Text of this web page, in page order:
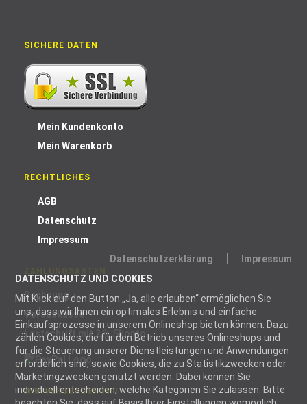
Datenschutzerklärung
Impressum
DATENSCHUTZ UND COOKIES
Mit Klick auf den Button „Ja, alle erlauben“ ermöglichen Sie
uns, dass wir Ihnen ein optimales Erlebnis und einfache
Einkaufsprozesse in unserem Onlineshop bieten können. Dazu
zählen Cookies, die für den Betrieb unseres Onlineshops und
für die Steuerung unserer Dienstleistungen und Anwendungen
erforderlich sind, sowie Cookies, die zu Statistikzwecken oder
Marketingzwecken genutzt werden. Dabei können Sie
individuell entscheiden, welche Kategorien Sie zulassen. Bitte
SICHERE DATEN
Mein Kundenkonto
Mein Warenkorb
RECHTLICHES
AGB
Datenschutz
Impressum
Rechnung
Vorauskasse
Lastschrift mit 2 % Skonto
WIR VERSENDEN MIT